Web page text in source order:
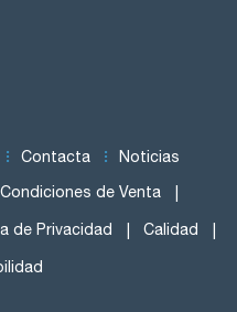
Contacta Noticias
Condiciones de Venta
de Privacidad Calidad